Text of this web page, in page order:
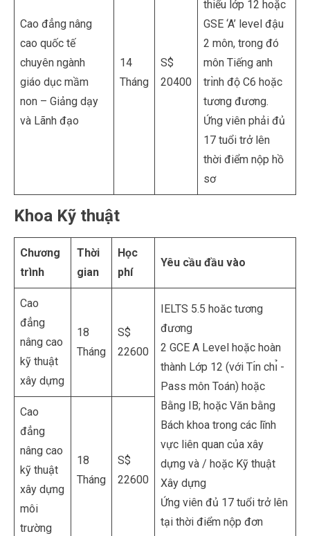
Cao đẳng nâng
cao quốc tế
chuyên ngành
giáo dục mầm
non – Giảng dạy
và Lãnh đạo
14
Tháng
S$
20400
thiểu lớp 12 hoặc
GSE ‘A’ level đậu
2 môn, trong đó
môn Tiếng anh
trı̀nh độ C6 hoặc
tương đương.
Ứng viên phải đủ
17 tuổi trở lên
thời điểm nộp hồ
sơ
Khoa Kỹ thuật
Chương
trình
Thời
gian
Học
phí
Yêu cầu đầu vào
Cao
đẳng
nâng cao
kỹ thuật
xây dựng
18
Tháng
S$
22600
IELTS 5.5 hoăc tương
đương
2 GCE A Level hoặc hoàn
thành Lớp 12 (với Tı́n chı̉ -
Pass môn Toán) hoặc
Bằng IB; hoặc Văn bằng
Bách khoa trong các lĩnh
vực liên quan của xây
dựng và / hoặc Kỹ thuật
Xây dựng
Ứng viên đủ 17 tuổi trở lên
tại thời điểm nộp đơn
Cao
đẳng
nâng cao
kỹ thuật
xây dựng
môi
trường
18
Tháng
S$
22600